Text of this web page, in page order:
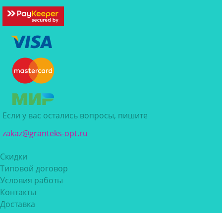
Если у вас остались вопросы, пишите
zakaz@granteks-opt.ru
Скидки
Типовой договор
Условия работы
Контакты
Доставка